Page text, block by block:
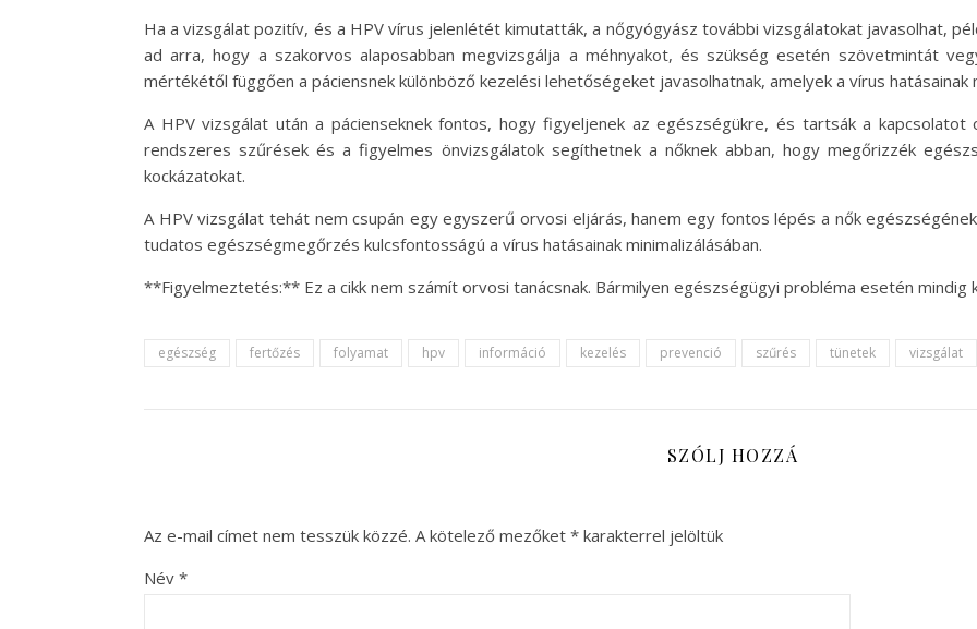
Ha a vizsgálat pozitív, és a HPV vírus jelenlétét kimutatták, a nőgyógyász további vizsgálatokat javasolhat,
ad arra, hogy a szakorvos alaposabban megvizsgálja a méhnyakot, és szükség esetén szövetmintát
mértékétől függően a páciensnek különböző kezelési lehetőségeket javasolhatnak, amelyek a vírus hatásainak
A HPV vizsgálat után a pácienseknek fontos, hogy figyeljenek az egészségükre, és tartsák a
rendszeres szűrések és a figyelmes önvizsgálatok segíthetnek a nőknek abban, hogy megőrizzék
kockázatokat.
A HPV vizsgálat tehát nem csupán egy egyszerű orvosi eljárás, hanem egy fontos lépés a nők
tudatos egészségmegőrzés kulcsfontosságú a vírus hatásainak minimalizálásában.
**Figyelmeztetés:** Ez a cikk nem számít orvosi tanácsnak. Bármilyen egészségügyi probléma esetén mindig
egészség fertőzés folyamat hpv információ kezelés prevenció szűrés tünetek vizsgálat
SZÓLJ HOZZÁ
Az e-mail címet nem tesszük közzé. A kötelező mezőket * karakterrel jelöltük
Név *